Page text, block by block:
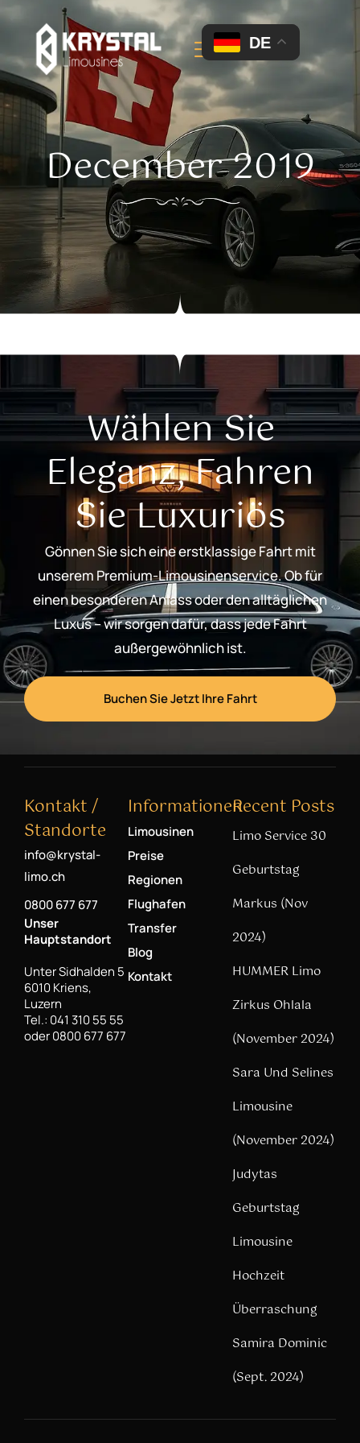
December 2019
Wählen Sie
Eleganz, Fahren
Sie Luxuriös
Gönnen Sie sich eine erstklassige Fahrt mit
unserem Premium-Limousinenservice. Ob für
einen besonderen Anlass oder den alltäglichen
Luxus – wir sorgen dafür, dass jede Fahrt
außergewöhnlich ist.
Buchen Sie Jetzt Ihre Fahrt
Kontakt /
Standorte
info@krystal-
limo.ch
0800 677 677
Unser
Hauptstandort
Unter Sidhalden 5
6010 Kriens,
Luzern
Tel.: 041 310 55 55
oder 0800 677 677
Informationen
Limousinen
Preise
Regionen
Flughafen
Transfer
Blog
Kontakt
Recent Posts
Limo Service 30
Geburtstag
Markus (Nov
2024)
HUMMER Limo
Zirkus Ohlala
(November 2024)
Sara Und Selines
Limousine
(November 2024)
Judytas
Geburtstag
Limousine
Hochzeit
Überraschung
Samira Dominic
(Sept. 2024)
DE